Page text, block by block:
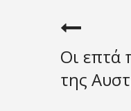
Οι επτά
της